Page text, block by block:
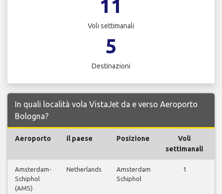
11
Voli settimanali
5
Destinazioni
In quali località vola VistaJet da e verso Aeroporto
Bologna?
Aeroporto il paese Posizione
Voli
settimanali
Amsterdam-
Schiphol
(AMS)
Netherlands
Amsterdam
Schiphol
1